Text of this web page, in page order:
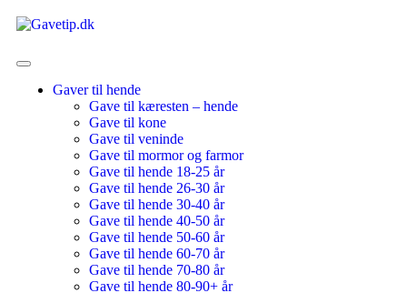
Gaver til hende
Gave til kæresten – hende
Gave til kone
Gave til veninde
Gave til mormor og farmor
Gave til hende 18-25 år
Gave til hende 26-30 år
Gave til hende 30-40 år
Gave til hende 40-50 år
Gave til hende 50-60 år
Gave til hende 60-70 år
Gave til hende 70-80 år
Gave til hende 80-90+ år